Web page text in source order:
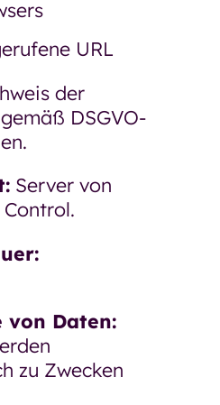
URL
der
DSGVO-
Server von
von Daten:
zu Zwecken